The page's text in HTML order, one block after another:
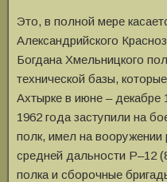
Это, в полной мере
Александрийского
Богдана Хмельницкого
технической базы,
Ахтырке в июне – декабре
1962 года заступили на
полк, имел на вооружении
средней дальности Р–12
полка и сборочные